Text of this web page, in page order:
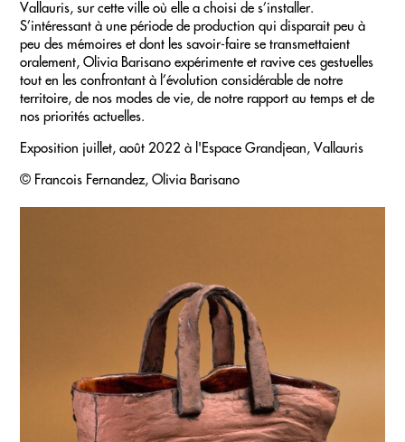
Vallauris, sur cette ville où elle a choisi de s’installer.
S’intéressant à une période de production qui disparait peu à
peu des mémoires et dont les savoir-faire se transmettaient
oralement, Olivia Barisano expérimente et ravive ces gestuelles
tout en les confrontant à l’évolution considérable de notre
territoire, de nos modes de vie, de notre rapport au temps et de
nos priorités actuelles.
Exposition juillet, août 2022 à l'Espace Grandjean, Vallauris
© Francois Fernandez, Olivia Barisano